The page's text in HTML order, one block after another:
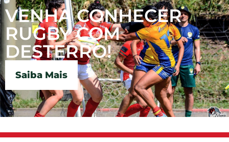
VENHA CONHECER
RUGBY COM
DESTERRO!
Saiba Mais